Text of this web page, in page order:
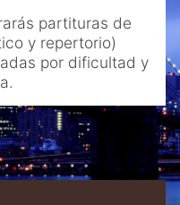
child
menu
partituras de
y repertorio)
por dificultad y